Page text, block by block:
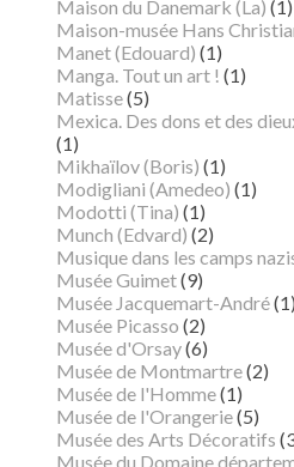
Maison du Danemark (La) (1)
Maison-musée Hans
Manet (Edouard) (1)
Manga. Tout un art ! (1)
Matisse(5)
Mexica. Des dons et des
(1)
Mikhaïlov (Boris) (1)
Modigliani (Amedeo) (1)
Modotti (Tina) (1)
Munch (Edvard) (2)
Musique dans les camps
Musée Guimet(9)
Musée Jacquemart-André(1)
Musée Picasso (2)
Musée d'Orsay(6)
Musée de Montmartre(2)
Musée de l'Homme(1)
Musée de l'Orangerie(5)
Musée des Arts Décoratifs
Musée du Domaine